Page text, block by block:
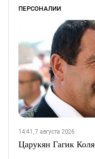
ПЕРСОНАЛИИ
14:41, 7 августа 2026
Царукян Гагик